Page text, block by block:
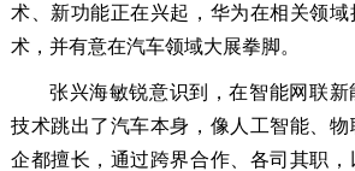
术、新功能正在兴起，华为在相关领
术，并有意在汽车领域大展拳脚。
张兴海敏锐意识到，在智能网联
技术跳出了汽车本身，像人工智能、
企都擅长，通过跨界合作、各司其职，